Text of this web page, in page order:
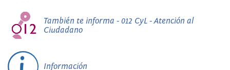
También te informa - 012 CyL - Atención al
Ciudadano
Información